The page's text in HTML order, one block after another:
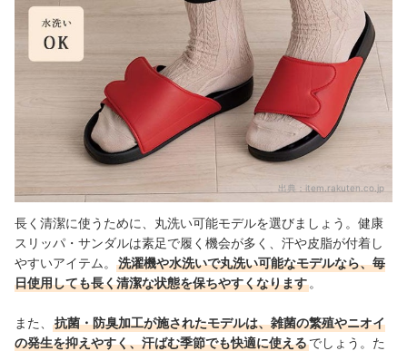
出典： item.rakuten.co.jp
長く清潔に使うために、丸洗い可能モデルを選びましょう。健康
スリッパ・サンダルは素足で履く機会が多く、汗や皮脂が付着し
やすいアイテム。
洗濯機や水洗いで丸洗い可能なモデルなら、毎
日使用しても長く清潔な状態を保ちやすくなります 。
また、
抗菌・防臭加工が施されたモデルは、雑菌の繁殖やニオイ
の発生を抑えやすく、汗ばむ季節でも快適に使えるでしょう。た